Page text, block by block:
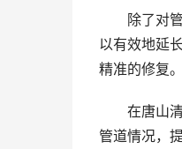
除了对
以有效地延
精准的修复。
在唐山
管道情况，